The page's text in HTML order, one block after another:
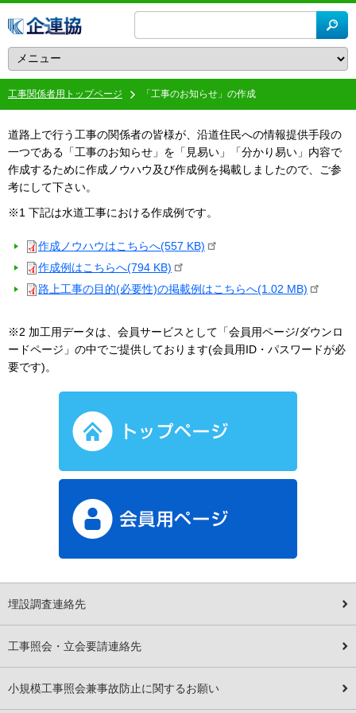
イ
ン
テ
ン
ツ
に
移
動
パ
ン
く
工事関係者用トップページ 「工事のお知らせ」の作成
道路上で行う工事の関係者の皆様が、沿道住民への情報提供手段の
一つである「工事のお知らせ」を「見易い」「分かり易い」内容で
作成するために作成ノウハウ及び作成例を掲載しましたので、ご参
考にして下さい。
※1 下記は水道工事における作成例です。
作成ノウハウはこちらへ(557 KB)
作成例はこちらへ(794 KB)
路上工事の目的(必要性)の掲載例はこちらへ(1.02 MB)
※2 加工用データは、会員サービスとして「会員用ページ/ダウンロ
ードページ」の中でご提供しております(会員用ID・パスワードが必
要です)。
埋設調査連絡先
工事照会・立会要請連絡先
小規模工事照会兼事故防止に関するお願い